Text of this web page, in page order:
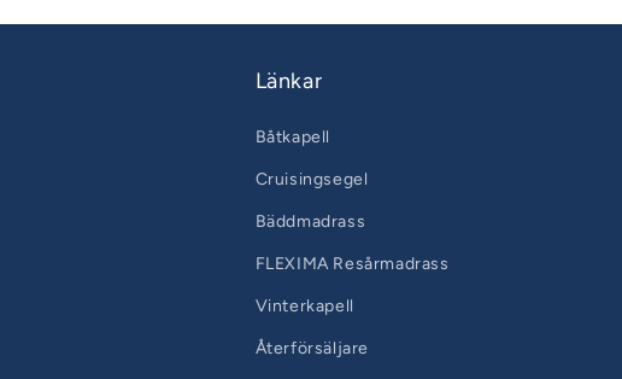
Länkar
Båtkapell
Cruisingsegel
Bäddmadrass
FLEXIMA Resårmadrass
Vinterkapell
Återförsäljare